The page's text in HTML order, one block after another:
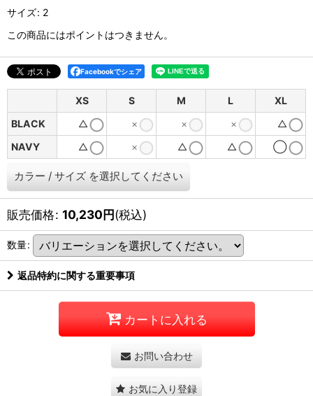
サイズ: 2
この商品にはポイントはつきません。
Facebookでシェア
XS S M L
XL
BLACK
△ × × ×
△
NAVY
△ × △ △ ◯
カラー / サイズ を選択してください
販売価格: 10,230円(税込)
数量:
返品特約に関する重要事項
カートに入れる
お問い合わせ
お気に入り登録